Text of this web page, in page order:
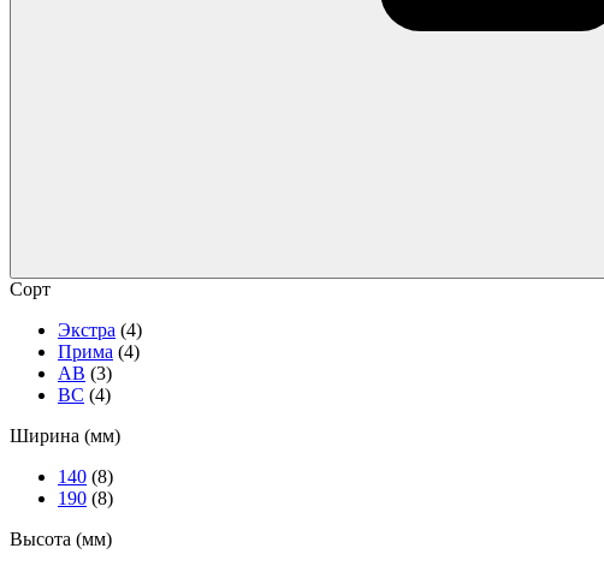
Сорт
Экстра (4)
Прима (4)
АВ (3)
ВС (4)
Ширина (мм)
140 (8)
190 (8)
Высота (мм)